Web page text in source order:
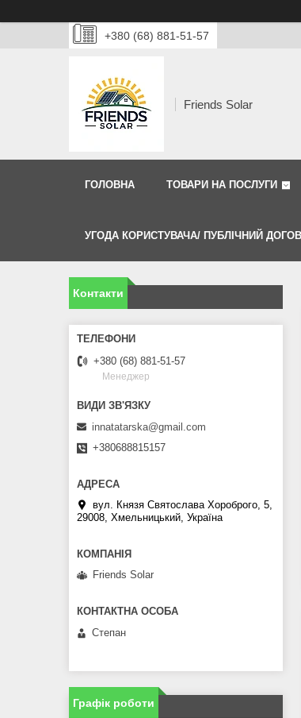
+380 (68) 881-51-57
Friends Solar
ГОЛОВНА ТОВАРИ НА ПОСЛУГИ
УГОДА КОРИСТУВАЧА/ ПУБЛІЧНИЙ
Контакти
+380 (68) 881-51-57
Менеджер
innatatarska@gmail.com
+380688815157
вул. Князя Святослава Хороброго, 5,
29008, Хмельницький, Україна
Friends Solar
Степан
Графік роботи